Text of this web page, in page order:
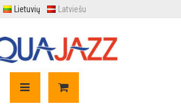
Lietuvių Latviešu